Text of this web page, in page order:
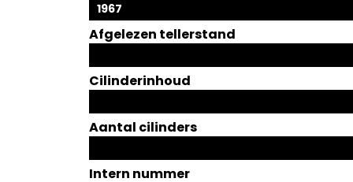
1967
Afgelezen tellerstand
Cilinderinhoud
Aantal cilinders
Intern nummer